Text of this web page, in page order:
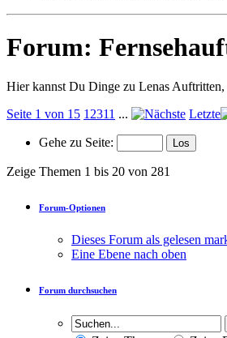
Forum:
Hier kannst Du Dinge zu Lenas Auftritten,
Seite 1 von 15 12311 ... Letzte
Gehe zu Seite:
Zeige Themen 1 bis 20 von 281
Forum-Optionen
Dieses Forum als gelesen
Eine Ebene nach oben
Forum durchsuchen